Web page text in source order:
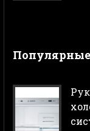
Популярные